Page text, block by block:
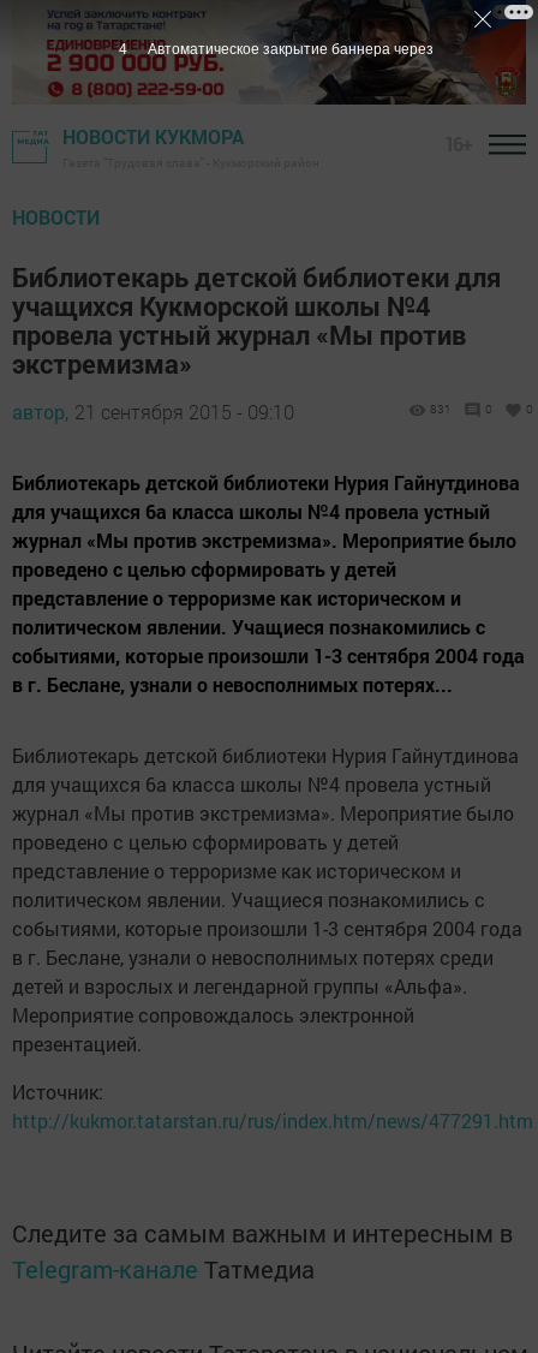
НОВОСТИ КУКМОРА
НОВОСТИ
Библиотекарь детской библиотеки для
учащихся Кукморской школы №4
провела устный журнал «Мы против
экстремизма»
автор, 21 сентября 2015 - 09:10 831 0 0
Библиотекарь детской библиотеки Нурия Гайнутдинова
для учащихся 6а класса школы №4 провела устный
журнал «Мы против экстремизма». Мероприятие было
проведено с целью сформировать у детей
представление о терроризме как историческом и
политическом явлении. Учащиеся познакомились с
событиями, которые произошли 1-3 сентября 2004 года
в г. Беслане, узнали о невосполнимых потерях...
Библиотекарь детской библиотеки Нурия Гайнутдинова
для учащихся 6а класса школы №4 провела устный
журнал «Мы против экстремизма». Мероприятие было
проведено с целью сформировать у детей
представление о терроризме как историческом и
политическом явлении. Учащиеся познакомились с
событиями, которые произошли 1-3 сентября 2004 года
в г. Беслане, узнали о невосполнимых потерях среди
детей и взрослых и легендарной группы «Альфа».
Мероприятие сопровождалось электронной
презентацией.
Источник:
http://kukmor.tatarstan.ru/rus/index.htm/news/477291.htm
Следите за самым важным и интересным в
Telegram-канале Татмедиа
3 Автоматическое закрытие баннера через